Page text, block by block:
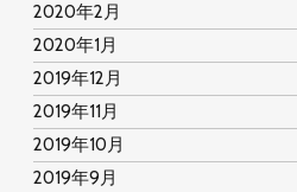
2020年2月
2020年1月
2019年12月
2019年11月
2019年10月
2019年9月